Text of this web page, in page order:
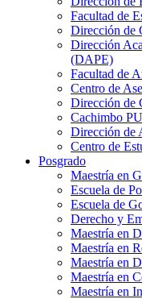
Facultad de
Dirección de
Dirección
(DAPE)
Facultad de
Centro de
Dirección de
Cachimbo
Dirección de
Centro de
Posgrado
Maestría en
Escuela de
Escuela de
Derecho y
Maestría en
Maestría en
Maestría en
Maestría en
Maestría en